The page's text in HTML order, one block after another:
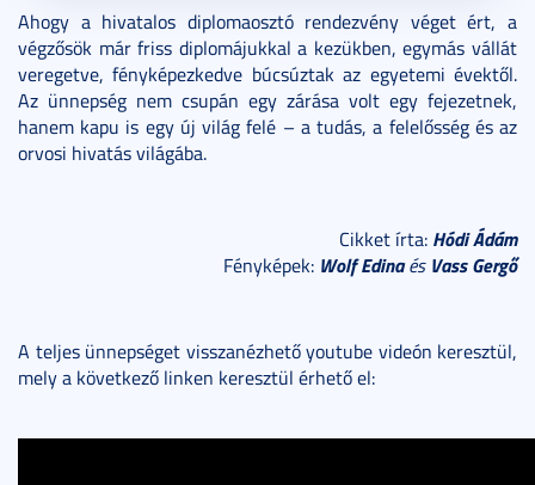
Ahogy a hivatalos diplomaosztó rendezvény véget ért, a
végzősök már friss diplomájukkal a kezükben, egymás vállát
veregetve, fényképezkedve búcsúztak az egyetemi évektől.
Az ünnepség nem csupán egy zárása volt egy fejezetnek,
hanem kapu is egy új világ felé – a tudás, a felelősség és az
orvosi hivatás világába.
Cikket írta: Hódi Ádám
Fényképek: Wolf Edinaés Vass Gergő
A teljes ünnepséget visszanézhető youtube videón keresztül,
mely a következő linken keresztül érhető el: